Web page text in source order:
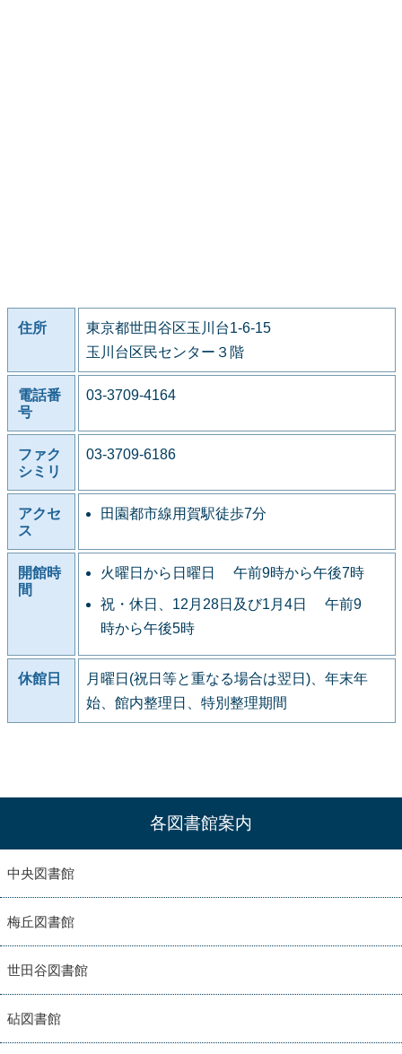
住所
東京都世田谷区玉川台1-6-15
玉川台区民センター３階
電話番
号
03-3709-4164
ファク
シミリ
03-3709-6186
アクセ
ス
田園都市線用賀駅徒歩7分
開館時
間
火曜日から日曜日 午前9時から午後7時
祝・休日、12月28日及び1月4日 午前9
時から午後5時
休館日
月曜日(祝日等と重なる場合は翌日)、年末年
始、館内整理日、特別整理期間
各図書館案内
中央図書館
梅丘図書館
世田谷図書館
砧図書館